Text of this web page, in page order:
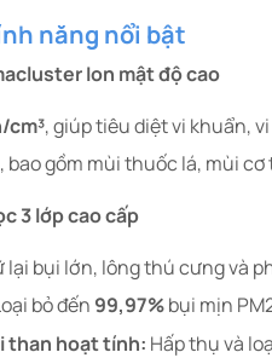
năng nổi bật
Ion mật độ cao
, giúp tiêu diệt vi khuẩn,
bao gồm mùi thuốc lá, mùi
3 lớp cao cấp
lại bụi lớn, lông thú cưng và
bỏ đến 99,97%bụi mịn
than hoạt tính: Hấp thụ và